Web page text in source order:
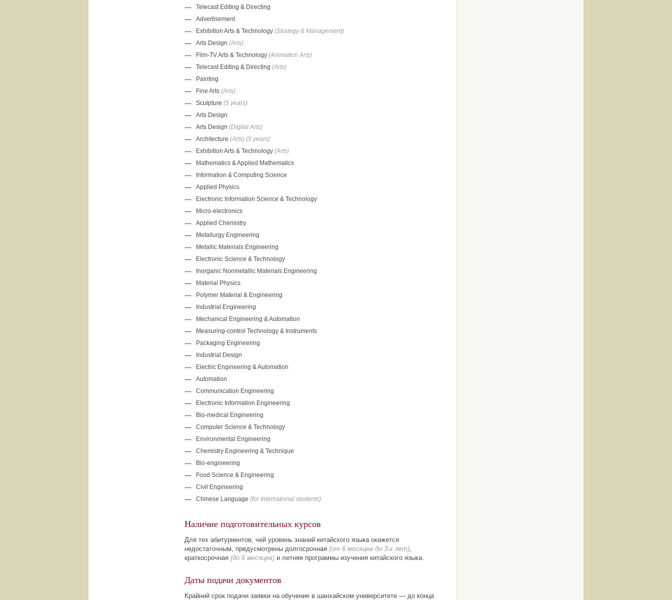
Telecast Editing & Directing
Advertisement
Exhibition Arts & Technology (Strategy & Management)
Arts Design (Arts)
Film-TVArts & Technology (Animation Arts)
Telecast Editing & Directing (Arts)
Painting
Fine Arts (Arts)
Sculpture (5 years)
Arts Design
Arts Design (Digital Arts)
Architecture (Arts) (5 years)
Exhibition Arts & Technology (Arts)
Mathematics & Applied Mathematics
Information & Computing Science
Applied Physics
Electronic Information Science & Technology
Micro-electronics
Applied Chemistry
Metallurgy Engineering
Metallic Materials Engineering
Electronic Science & Technology
Inorganic Nonmetallic Materials Engineering
Material Physics
Polymer Material & Engineering
Industrial Engineering
Mechanical Engineering & Automation
Measuring-control Technology & Instruments
Packaging Engineering
Industrial Design
Electric Engineering & Automation
Automation
Communication Engineering
Electronic Information Engineering
Bio-medical Engineering
Computer Science & Technology
Environmental Engineering
Chemistry Engineering & Technique
Bio-engineering
Food Science & Engineering
Civil Engineering
Chinese Language (for International students)
Наличие подготовительных курсов
Для тех абитуриентов, чей уровень знаний китайского языка окажется
недостаточным, предусмотрены долгосрочная (от 6 месяцев до 3-х лет),
краткосрочная (до 6 месяцев) и летняя программы изучения китайского языка.
Даты подачи документов
Крайний срок подачи заявки на обучение в шанхайском университете — до конца